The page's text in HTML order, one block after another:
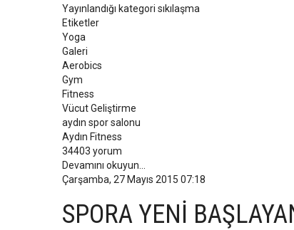
Yayınlandığı kategori sıkılaşma
Etiketler
Yoga
Galeri
Aerobics
Gym
Fitness
Vücut Geliştirme
aydın spor salonu
Aydın Fitness
34403 yorum
Devamını okuyun...
Çarşamba, 27 Mayıs 2015 07:18
SPORA YENİ